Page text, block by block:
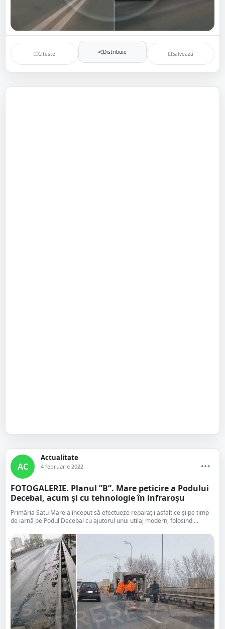
Citește Distribuie Salvează
AC
Actualitate
4 februarie 2022
FOTOGALERIE. Planul ”B”. Mare peticire a Podului
Decebal, acum și cu tehnologie în infraroșu
Primăria Satu Mare a început să efectueze reparații asfaltice și pe timp
de iarnă pe Podul Decebal cu ajutorul unui utilaj modern, folosind ...